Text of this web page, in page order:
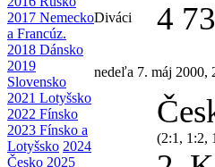
2017 Nemecko
a Francúz.
2018 Dánsko
2019
Slovensko
2021 Lotyšsko
2022 Fínsko
2023 Fínsko a
Lotyšsko 2024
Česko 2025
Diváci 4
nedeľa 7. máj 2000,
(2:1, 1:2,